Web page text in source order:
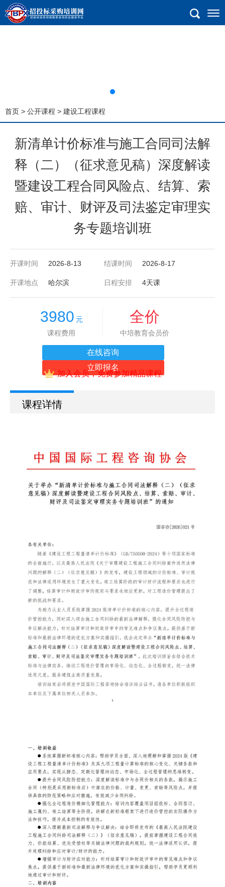
首页 > 公开课程 > 建设工程课程
新清单计价标准与施工合同司法解
释（二）（征求意见稿）深度解读
暨建设工程合同风险点、结算、索
赔、审计、财评及司法鉴定审理实
务专题培训班
开课时间 2026-8-13 结课时间 2026-8-17
开课地点 哈尔滨 日程安排 4天课
3980 元
课程费用
全价
中培教育会员价
在线咨询
立即报名
加入会员，免费参加精品课程
课程详情